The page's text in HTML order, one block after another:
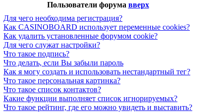
Пользователи форума вверх
Для чего необходима регистрация?
Как CASINOBOARD использует переменные cookies?
Как удалить установленные форумом cookie?
Для чего служат настройки?
Что такое подпись?
Что делать, если Вы забыли пароль
Как я могу создать и использовать нестандартный тег?
Что такое персональная картинка?
Что такое список контактов?
Какие функции выполняет список игнорируемых?
Что такое рейтинг, где его можно увидеть и выставить?